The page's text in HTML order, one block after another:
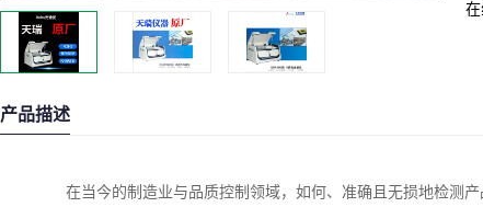
在
产品描述
在当今的制造业与品质控制领域，如何、准确且无损地检测